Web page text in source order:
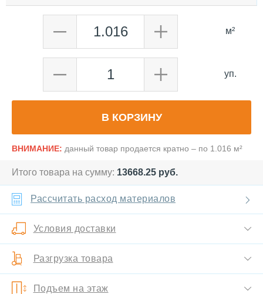
Рассчитать расход материалов
м²
уп.
В КОРЗИНУ
ВНИМАНИЕ: данный товар продается кратно – по 1.016 м²
Итого товара на сумму: 13668.25 руб.
Условия доставки
Разгрузка товара
Подъем на этаж